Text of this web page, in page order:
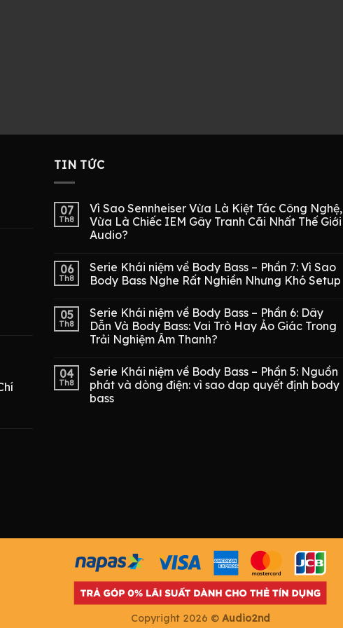
TIN TỨC
07
Th8
Vì Sao Sennheiser Vừa Là Kiệt Tác Công Nghệ,
Vừa Là Chiếc IEM Gây Tranh Cãi Nhất Thế Giới
Audio?
06
Th8
Serie Khái niệm về Body Bass – Phần 7: Vì Sao
Body Bass Nghe Rất Nghiền Nhưng Khó Setup
05
Th8
Serie Khái niệm về Body Bass – Phần 6: Dây
Dẫn Và Body Bass: Vai Trò Hay Ảo Giác Trong
Trải Nghiệm Âm Thanh?
04
Th8
Serie Khái niệm về Body Bass – Phần 5: Nguồn
phát và dòng điện: vì sao dap quyết định body
bass
Copyright 2026 © Audio2nd